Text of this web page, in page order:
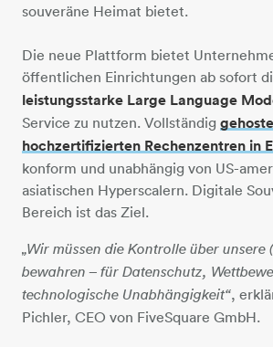
souveräne Heimat bietet.
Die neue Plattform bietet
öffentlichen Einrichtungen ab sofort
leistungsstarke Large Language
Service zu nutzen. Vollständig
hochzertifizierten Rechenzentren in
konform und unabhängig von US-
asiatischen Hyperscalern. Digitale
Bereich ist das Ziel.
„Wir müssen die Kontrolle über
bewahren – für Datenschutz,
technologische Unabhängigkeit“,
Pichler, CEO von FiveSquare GmbH.